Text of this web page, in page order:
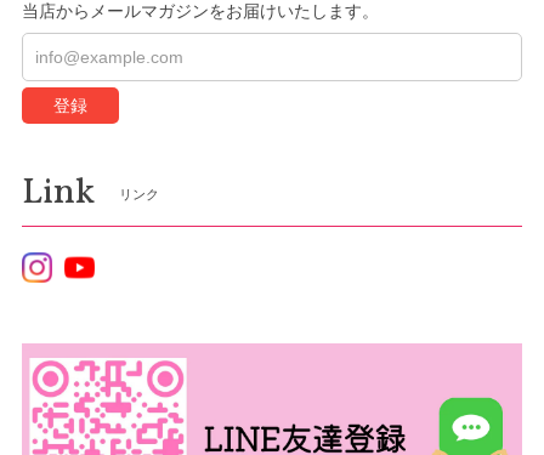
当店からメールマガジンをお届けいたします。
登録
Link リンク